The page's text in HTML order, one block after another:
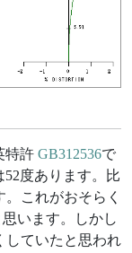
特許 GB312536で
52度あります。比
これがおそらく
います。しかし
していたと思われ